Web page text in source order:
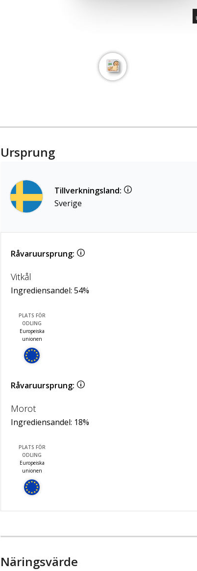
Ursprung
Tillverkningsland:
Sverige
Råvaruursprung:
Vitkål
Ingrediensandel: 54%
PLATS FÖR
ODLING
Europeiska
unionen
Råvaruursprung:
Morot
Ingrediensandel: 18%
PLATS FÖR
ODLING
Europeiska
unionen
Näringsvärde